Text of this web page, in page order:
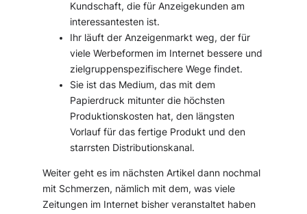
Kundschaft, die für Anzeigekunden am
interessantesten ist.
Ihr läuft der Anzeigenmarkt weg, der für
viele Werbeformen im Internet bessere und
zielgruppenspezifischere Wege findet.
Sie ist das Medium, das mit dem
Papierdruck mitunter die höchsten
Produktionskosten hat, den längsten
Vorlauf für das fertige Produkt und den
starrsten Distributionskanal.
Weiter geht es im nächsten Artikel dann nochmal
mit Schmerzen, nämlich mit dem, was viele
Zeitungen im Internet bisher veranstaltet haben